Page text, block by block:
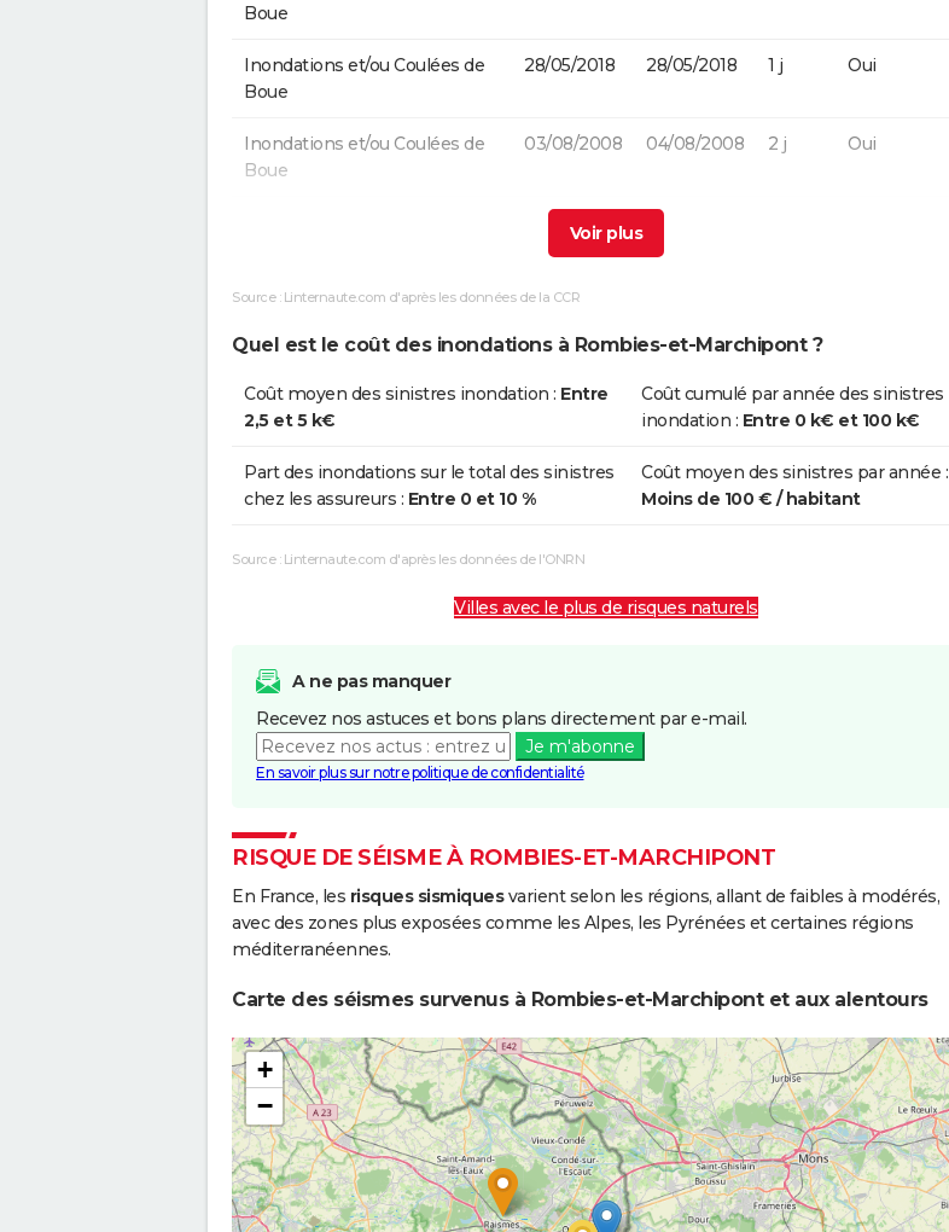
Boue
Inondations et/ou Coulées de
Boue
28/05/2018 28/05/2018 1 j Oui
Inondations et/ou Coulées de
Boue
03/08/2008 04/08/2008 2 j Oui
07/06/2007 07/06/2007
Inondations et/ou Coulées de
27/01/2002
Boue
Source : Linternaute.com d'après les données de la CCR
Quel est le coût des inondations à Rombies-et-Marchipont ?
Coût moyen des sinistres inondation : Entre
2,5 et 5 k€
Coût cumulé par année des sinistres
inondation : Entre 0 k€ et 100 k€
Part des inondations sur le total des sinistres
chez les assureurs : Entre 0 et 10 %
Coût moyen des sinistres par année :
Moins de 100 € / habitant
Source : Linternaute.com d'après les données de l'ONRN
Villes avec le plus de risques naturels
A ne pas manquer
Recevez nos astuces et bons plans directement par e-mail.
Je m'abonne
En savoir plus sur notre politique de confidentialité
RISQUE DE SÉISME À ROMBIES-ET-MARCHIPONT
En France, les risques sismiquesvarient selon les régions, allant de faibles à modérés,
avec des zones plus exposées comme les Alpes, les Pyrénées et certaines régions
méditerranéennes.
Carte des séismes survenus à Rombies-et-Marchipont et aux alentours
+
−